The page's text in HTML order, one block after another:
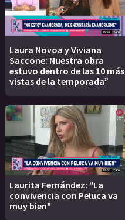
Laura Novoa y Viviana
Saccone: Nuestra obra
estuvo dentro de las 10 más
vistas de la temporada”
Laurita Fernández: "La
convivencia con Peluca va
muy bien"